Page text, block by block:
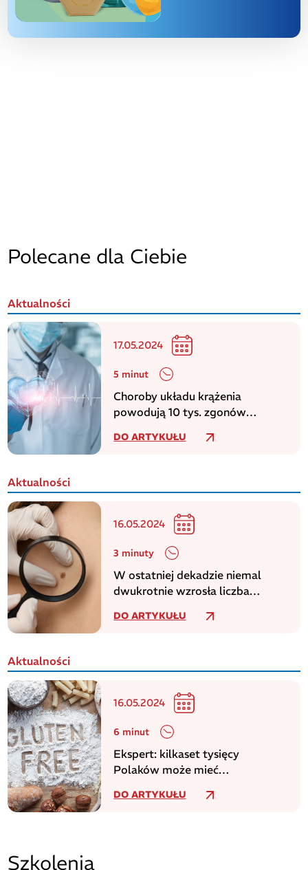
Polecane dla Ciebie
Aktualności
17.05.2024
5 minut
Choroby układu krążenia
powodują 10 tys. zgonów
WHO
DO ARTYKUŁU
Aktualności
16.05.2024
3 minuty
W ostatniej dekadzie niemal
dwukrotnie wzrosła liczba
DO ARTYKUŁU
Aktualności
16.05.2024
6 minut
Ekspert: kilkaset tysięcy
Polaków może mieć
DO ARTYKUŁU
Szkolenia